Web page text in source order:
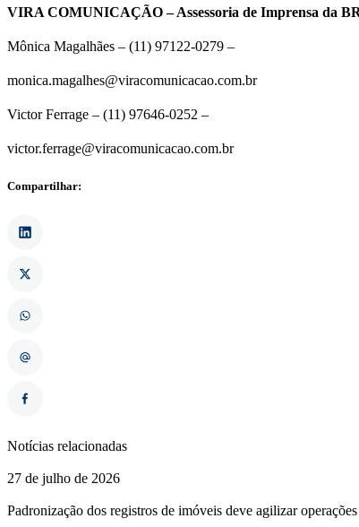
VIRA COMUNICAÇÃO – Assessoria de Imprensa da
Mônica Magalhães – (11) 97122-0279 –
monica.magalhes@viracomunicacao.com.br
Victor Ferrage – (11) 97646-0252 –
victor.ferrage@viracomunicacao.com.br
Compartilhar:
Notícias relacionadas
27 de julho de 2026
Padronização dos registros de imóveis deve agilizar